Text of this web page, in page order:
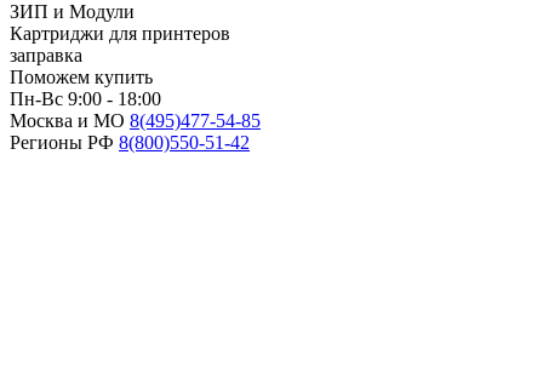
ЗИП и Модули
Картриджи для принтеров
заправка
Поможем купить
Пн-Вс 9:00 - 18:00
Москва и МО 8(495)477-54-85
Регионы РФ 8(800)550-51-42